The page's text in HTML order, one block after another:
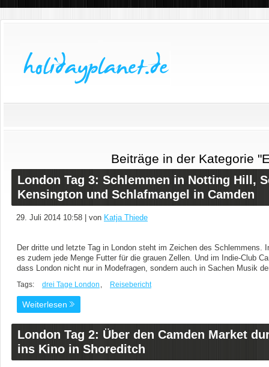
Beiträge in der Kategorie
London Tag 3: Schlemmen in Notting Hill,
Kensington und Schlafmangel in Camden
29. Juli 2014 10:58 | von Katja Thiede
Der dritte und letzte Tag in London steht im Zeichen des Schlemmens.
es zudem jede Menge Futter für die grauen Zellen. Und im Indie-Club
dass London nicht nur in Modefragen, sondern auch in Sachen Musik
Tags: drei Tage London , Reisebericht
Weiterlesen
London Tag 2: Über den Camden Market
ins Kino in Shoreditch